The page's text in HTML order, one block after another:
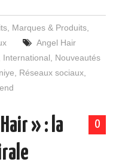
, Marques & Produits,
Angel Hair
International
Nouveautés
Réseaux sociaux
0
» : la